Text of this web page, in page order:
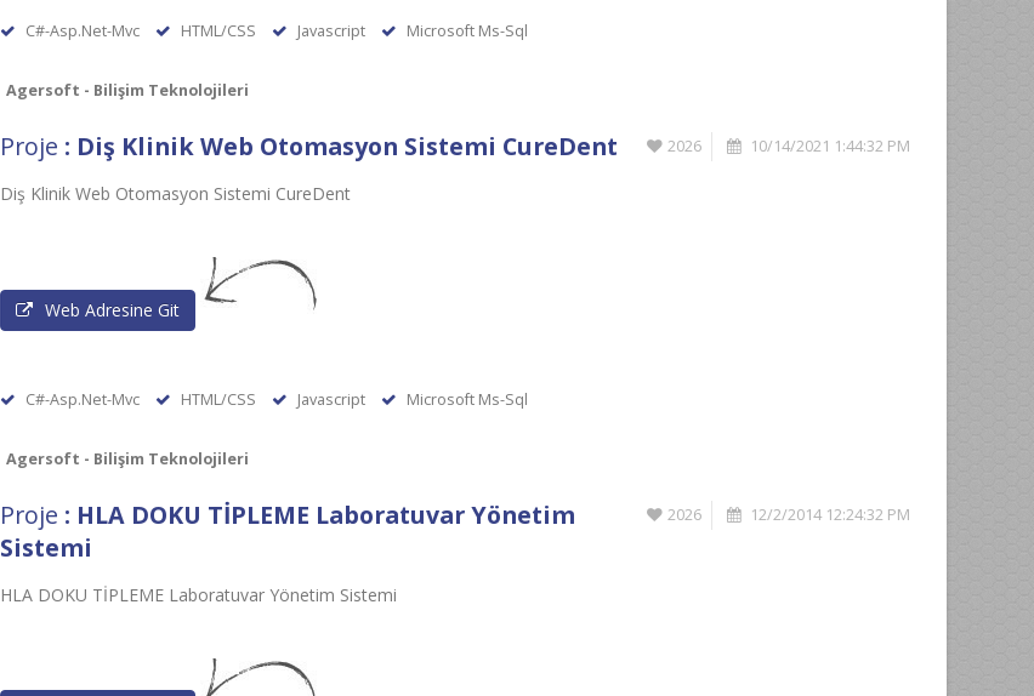
C#-Asp.Net-Mvc HTML/CSS Javascript Microsoft Ms-Sql
Agersoft - Bilişim Teknolojileri
2026 10/14/2021 1:44:32 PM
Proje : Diş Klinik Web Otomasyon Sistemi CureDent
Diş Klinik Web Otomasyon Sistemi CureDent
Web Adresine Git
C#-Asp.Net-Mvc HTML/CSS Javascript Microsoft Ms-Sql
Agersoft - Bilişim Teknolojileri
2026 12/2/2014 12:24:32 PM
Proje : HLA DOKU TİPLEME Laboratuvar Yönetim
Sistemi
HLA DOKU TİPLEME Laboratuvar Yönetim Sistemi